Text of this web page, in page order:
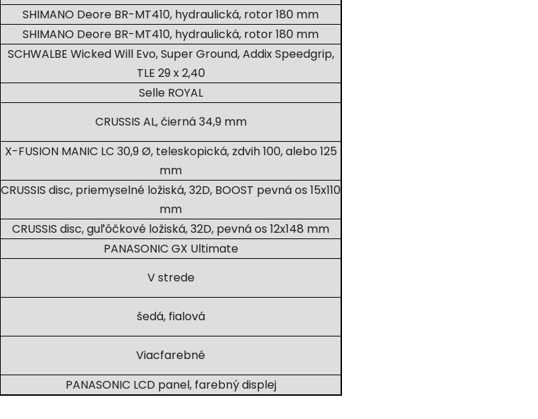
SHIMANO Deore BR-MT410, hydraulická, rotor 180 mm
SHIMANO Deore BR-MT410, hydraulická, rotor 180 mm
SCHWALBE Wicked Will Evo, Super Ground, Addix Speedgrip,
TLE 29 x 2,40
Selle ROYAL
CRUSSIS AL, čierná 34,9 mm
X-FUSION MANIC LC 30,9 Ø, teleskopická, zdvih 100, alebo 125
mm
CRUSSIS disc, priemyselné ložiská, 32D, BOOST pevná os 15x110
mm
CRUSSIS disc, guľôčkové ložiská, 32D, pevná os 12x148 mm
PANASONIC GX Ultimate
V strede
šedá, fialová
Viacfarebné
PANASONIC LCD panel, farebný displej